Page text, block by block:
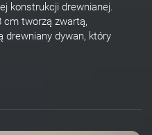
konstrukcji drewnianej.
cm tworzą zwartą,
drewniany dywan, który